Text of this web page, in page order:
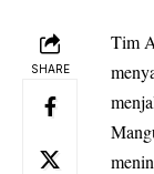
SHARE
Tim